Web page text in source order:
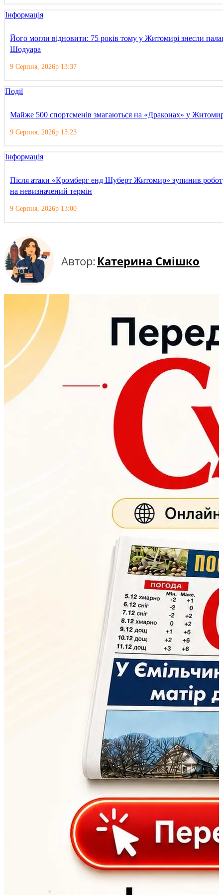
Інформація
Його могли відновити: 75 років тому у Житомирі знесли
Шодуара
9 Серпня, 2026р 13:37
Події
Майже 500 спортсменів змагаються на «Драконах» у
9 Серпня, 2026р 13:23
Інформація
Після атаки «Кромберг енд Шуберт Житомир» зупинив
на невизначений термін
9 Серпня, 2026р 13:00
Автор: Катерина Смішко